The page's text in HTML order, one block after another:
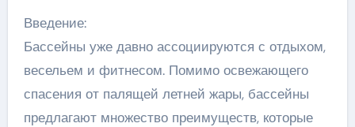
Введение:
Бассейны уже давно ассоциируются с отдыхом,
весельем и фитнесом. Помимо освежающего
спасения от палящей летней жары, бассейны
предлагают множество преимуществ, которые